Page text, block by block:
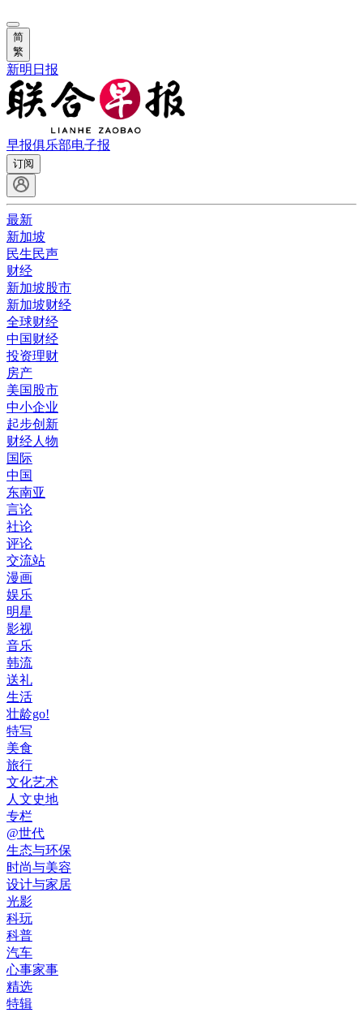
简
繁
新明日报
早报俱乐部电子报
订阅
最新
新加坡
民生民声
财经
新加坡股市
新加坡财经
全球财经
中国财经
投资理财
房产
美国股市
中小企业
起步创新
财经人物
国际
中国
东南亚
言论
社论
评论
交流站
漫画
娱乐
明星
影视
音乐
韩流
送礼
生活
壮龄go!
特写
美食
旅行
文化艺术
人文史地
专栏
@世代
生态与环保
时尚与美容
设计与家居
光影
科玩
科普
汽车
心事家事
精选
特辑